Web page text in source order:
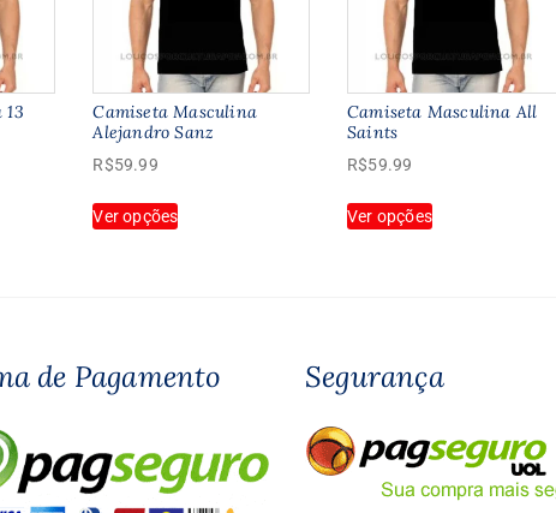
Camiseta Masculina
Alejandro Sanz
R$59.99
Ver opções
Este
produto
podem
na
página
Camiseta Masculina All
Saints
R$59.99
Ver opções
Este
produto
podem
escolhidas
na
página
de Pagamento Segurança